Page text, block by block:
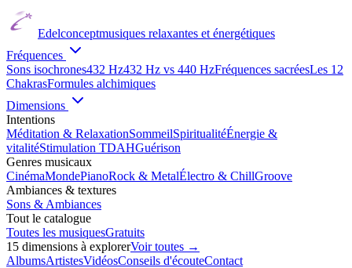
Edelconceptmusiques relaxantes et énergétiques
Fréquences
Sons isochrones432 Hz432 Hz vs 440 HzFréquences sacréesLes 12
ChakrasFormules alchimiques
Dimensions
Intentions
Méditation & RelaxationSommeilSpiritualitéÉnergie &
vitalitéStimulation TDAHGuérison
Genres musicaux
CinémaMondePianoRock & MetalÉlectro & ChillGroove
Ambiances & textures
Sons & Ambiances
Tout le catalogue
Toutes les musiquesGratuits
15 dimensions à explorerVoir toutes →
AlbumsArtistesVidéosConseils d'écouteContact